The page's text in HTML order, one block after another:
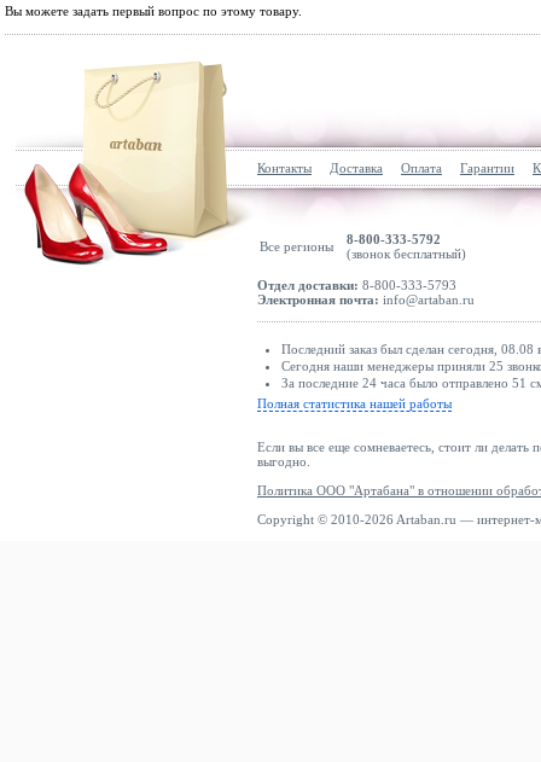
Вы можете задать первый вопрос по этому товару.
Контакты Доставка Оплата Гарантии
Все регионы
8-800-333-5792
(звонок бесплатный)
Отдел доставки: 8-800-333-5793
Электронная почта: info@artaban.ru
Последний заказ был сделан сегодня,
Сегодня наши менеджеры приняли 25
За последние 24 часа было отправлено 51
Полная статистика нашей работы
Если вы все еще сомневаетесь, стоит ли делать
выгодно.
Политика ООО "Артабана" в отношении
Copyright © 2010-2026 Artaban.ru — интернет-